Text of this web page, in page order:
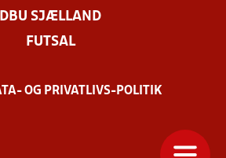
DBU SJÆLLAND
FUTSAL
OG PRIVATLIVS-POLITIK